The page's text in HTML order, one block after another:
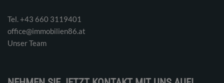
Tel. ‭+43 660 3119401‬
office@immobilien86.at
Unser Team